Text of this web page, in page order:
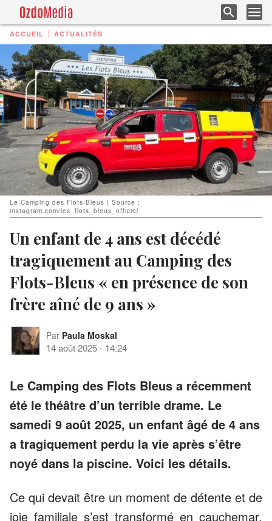
ACCUEIL ACTUALITÉS
Le Camping des Flots-Bleus | Source :
instagram.com/les_flots_bleus_officiel
Un enfant de 4 ans est décédé
tragiquement au Camping des
Flots-Bleus « en présence de son
frère aîné de 9 ans »
Par Paula Moskal
14 août 2025- 14:24
Le Camping des Flots Bleus a récemment
été le théâtre d’un terrible drame. Le
samedi 9 août 2025, un enfant âgé de 4 ans
a tragiquement perdu la vie après s’être
noyé dans la piscine. Voici les détails.
Ce qui devait être un moment de détente et de
joie familiale s’est transformé en cauchemar.